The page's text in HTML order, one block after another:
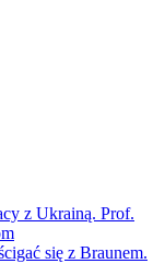
z Ukrainą. Prof.
się z Braunem.